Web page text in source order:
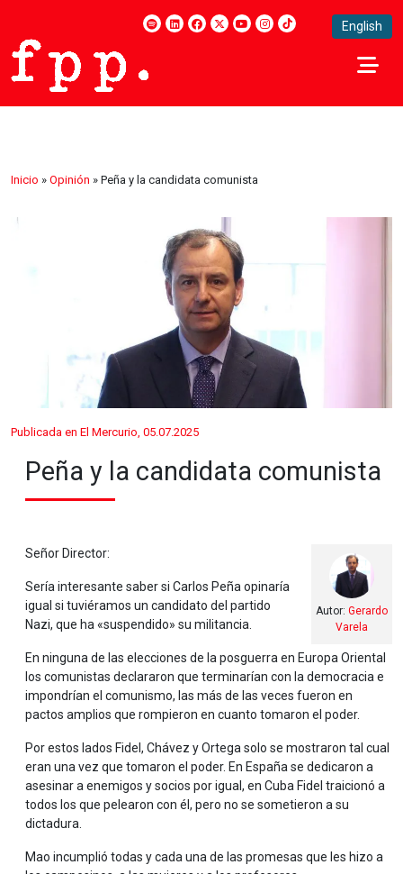
English
Inicio » Opinión » Peña y la candidata comunista
Publicada en El Mercurio, 05.07.2025
Peña y la candidata comunista
Autor: Gerardo
Varela
Señor Director:
Sería interesante saber si Carlos Peña opinaría
igual si tuviéramos un candidato del partido
Nazi, que ha «suspendido» su militancia.
En ninguna de las elecciones de la posguerra en Europa Oriental
los comunistas declararon que terminarían con la democracia e
impondrían el comunismo, las más de las veces fueron en
pactos amplios que rompieron en cuanto tomaron el poder.
Por estos lados Fidel, Chávez y Ortega solo se mostraron tal cual
eran una vez que tomaron el poder. En España se dedicaron a
asesinar a enemigos y socios por igual, en Cuba Fidel traicionó a
todos los que pelearon con él, pero no se sometieron a su
dictadura.
Mao incumplió todas y cada una de las promesas que les hizo a